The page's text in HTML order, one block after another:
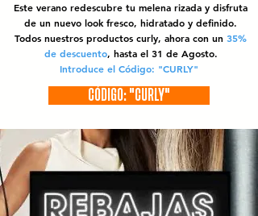
Este verano redescubre tu melena rizada y disfruta
de un nuevo look fresco, hidratado y definido.
Todos nuestros productos curly, ahora con un 35%
de descuento, hasta el 31 de Agosto.
Introduce el Código: "CURLY"
CÓDIGO: "CURLY"